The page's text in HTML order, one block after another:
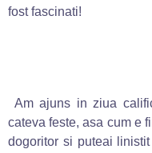
fost fascinati!
Am ajuns in ziua
cateva feste, asa cum e
dogoritor si puteai